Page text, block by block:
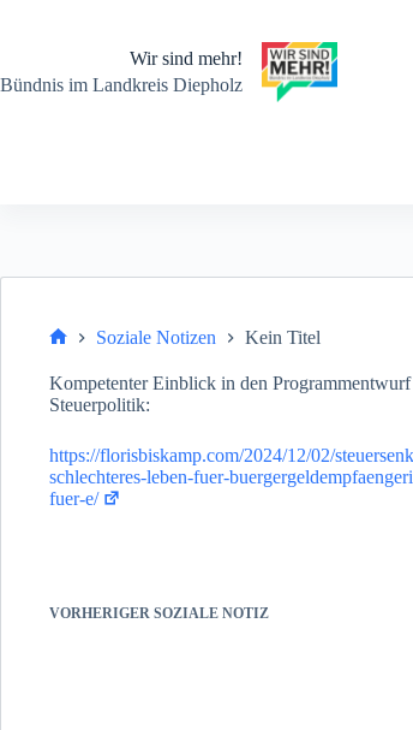
Wir sind mehr!
Bündnis im Landkreis Diepholz
Soziale Notizen Kein Titel
Kompetenter Einblick in den
Steuerpolitik:
https://florisbiskamp.com/2024/12/02/
schlechteres-leben-fuer-
fuer-e/
VORHERIGER SOZIALE NOTIZ